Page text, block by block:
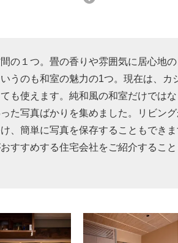
の１つ。畳の香りや雰囲気に居心地
うのも和室の魅力の1つ。現在は、
も使えます。純和風の和室だけでは
た写真ばかりを集めました。リビン
、簡単に写真を保存することもでき
すすめする住宅会社をご紹介すること